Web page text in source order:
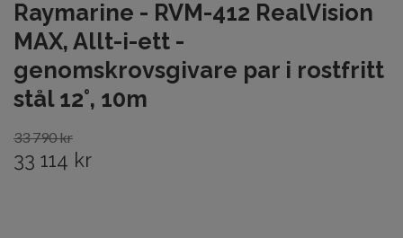
Raymarine - RVM-412 RealVision
MAX, Allt-i-ett -
genomskrovsgivare par i rostfritt
stål 12°, 10m
33 790 kr
33 114 kr